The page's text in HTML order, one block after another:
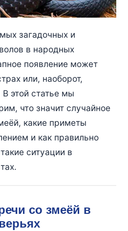
загадочных и
в народных
появление может
или, наоборот,
этой статье мы
что значит случайное
какие приметы
и как правильно
ситуации в
со змеёй в